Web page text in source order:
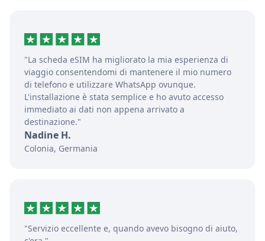
"La scheda eSIM ha migliorato la mia esperienza di
viaggio consentendomi di mantenere il mio numero
di telefono e utilizzare WhatsApp ovunque.
L'installazione è stata semplice e ho avuto accesso
immediato ai dati non appena arrivato a
destinazione."
Nadine H.
Colonia, Germania
"Servizio eccellente e, quando avevo bisogno di aiuto,